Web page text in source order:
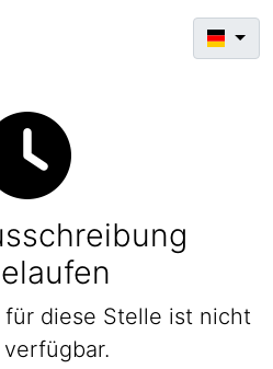
für diese Stelle ist nicht